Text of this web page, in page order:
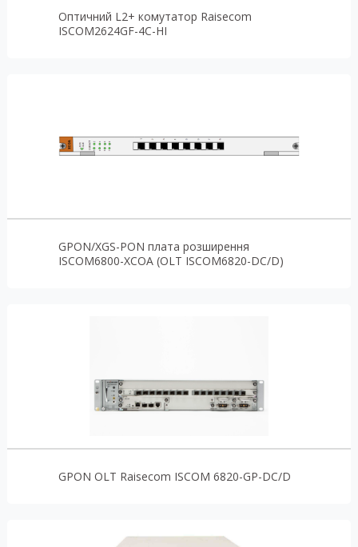
Оптичний L2+ комутатор Raisecom
ISCOM2624GF-4C-HI
GPON/XGS-PON плата розширення
ISCOM6800-XCOA (OLT ISCOM6820-DC/D)
GPON OLT Raisecom ISCOM 6820-GP-DC/D